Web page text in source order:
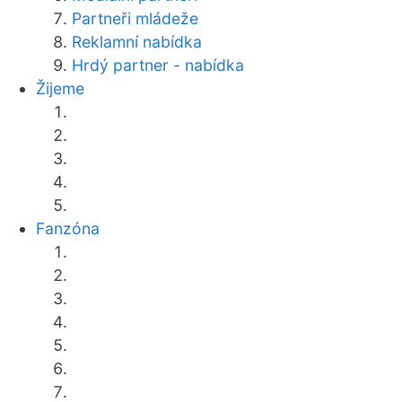
Partneři mládeže
Reklamní nabídka
Hrdý partner - nabídka
Žijeme
Fanzóna